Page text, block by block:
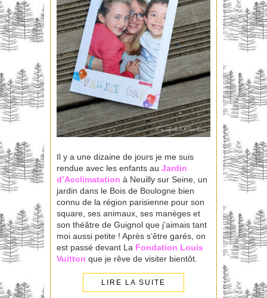
Il y a une dizaine de jours je me suis
rendue avec les enfants au Jardin
d’Acclimatation à Neuilly sur Seine, un
jardin dans le Bois de Boulogne bien
connu de la région parisienne pour son
square, ses animaux, ses manèges et
son théâtre de Guignol que j’aimais tant
moi aussi petite ! Après s’être garés, on
est passé devant La Fondation Louis
Vuitton que je rêve de visiter bientôt.
LIRE LA SUITE